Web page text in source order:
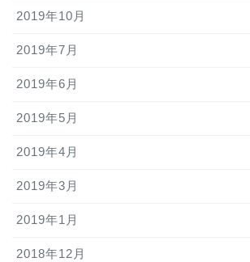
2019年10月
2019年7月
2019年6月
2019年5月
2019年4月
2019年3月
2019年1月
2018年12月